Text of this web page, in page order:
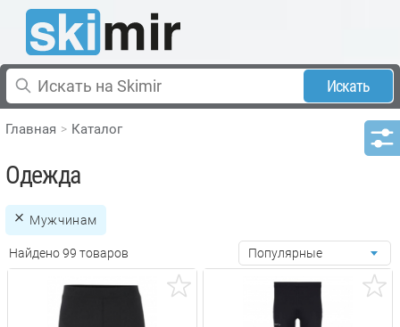
Искать
Главная Каталог
Одежда
Мужчинам
Найдено 99 товаров Популярные